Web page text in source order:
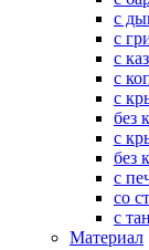
с
с
с
с
с
без
с
без
с
со
с
Материал